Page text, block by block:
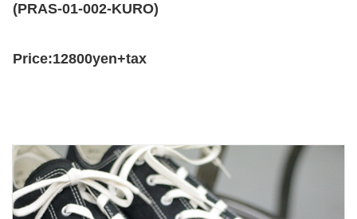
(PRAS-01-002-KURO)
Price:12800yen+tax